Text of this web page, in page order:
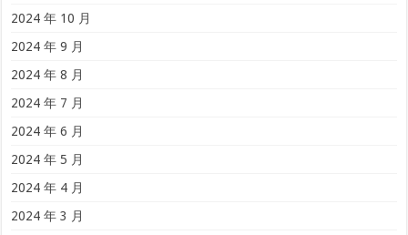
2024 年 10 月
2024 年 9 月
2024 年 8 月
2024 年 7 月
2024 年 6 月
2024 年 5 月
2024 年 4 月
2024 年 3 月